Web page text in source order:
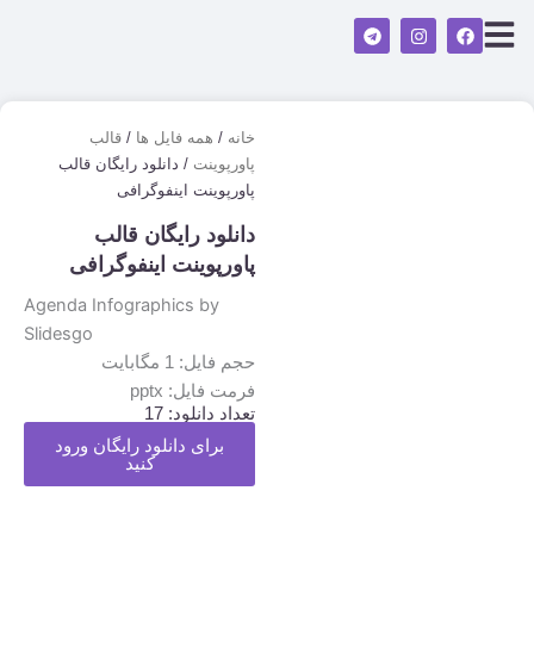
F
a
c
b
I
n
s
a
T
e
l
g
خانه / همه فایل ها / قالب
پاورپوینت / دانلود رایگان قالب
پاورپوینت اینفوگرافی
دانلود رایگان قالب
پاورپوینت اینفوگرافی
Agenda Infographics by
Slidesgo
حجم فایل: 1 مگابایت
فرمت فایل: pptx
تعداد دانلود: 17
برای دانلود رایگان ورود
کنید